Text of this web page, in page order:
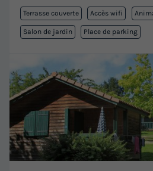
Terrasse couverte Accès wifi
Salon de jardin Place de parking